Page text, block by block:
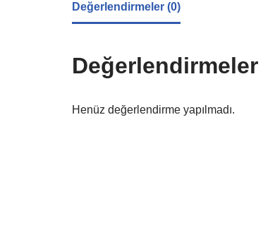
Değerlendirmeler (0)
Değerlendirmeler
Henüz değerlendirme yapılmadı.